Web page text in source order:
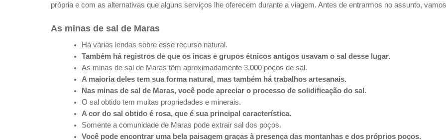
própria e com as alternativas que alguns serviços lhe oferecem durante a viagem. Antes de entrarmos no assunto,
As minas de sal de Maras
Há várias lendas sobre esse recurso natural.
Também há registros de que os incas e grupos étnicos antigos usavam o sal desse lugar.
As minas de sal de Maras têm aproximadamente 3.000 poços de sal.
A maioria deles tem sua forma natural, mas também há trabalhos artesanais.
Nas minas de sal de Maras, você pode apreciar o processo de solidificação do sal.
O sal obtido tem muitas propriedades e minerais.
A cor do sal obtido é rosa, que é sua principal característica.
Somente a comunidade de Maras pode extrair sal dos poços.
Você pode encontrar uma bela paisagem graças à presença das montanhas e dos próprios poços.